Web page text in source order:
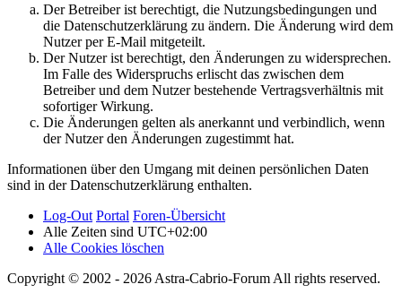
Der Betreiber ist berechtigt, die Nutzungsbedingungen und
die Datenschutzerklärung zu ändern. Die Änderung wird dem
Nutzer per E-Mail mitgeteilt.
Der Nutzer ist berechtigt, den Änderungen zu widersprechen.
Im Falle des Widerspruchs erlischt das zwischen dem
Betreiber und dem Nutzer bestehende Vertragsverhältnis mit
sofortiger Wirkung.
Die Änderungen gelten als anerkannt und verbindlich, wenn
der Nutzer den Änderungen zugestimmt hat.
Informationen über den Umgang mit deinen persönlichen Daten
sind in der Datenschutzerklärung enthalten.
Log-Out Portal Foren-Übersicht
Alle Zeiten sind UTC+02:00
Alle Cookies löschen
Copyright © 2002 - 2026 Astra-Cabrio-Forum All rights reserved.